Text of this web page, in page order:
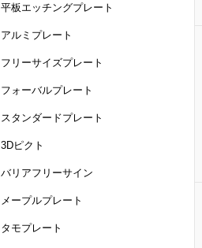
平板エッチングプレート
アルミプレート
フリーサイズプレート
フォーバルプレート
スタンダードプレート
3Dピクト
バリアフリーサイン
メープルプレート
タモプレート